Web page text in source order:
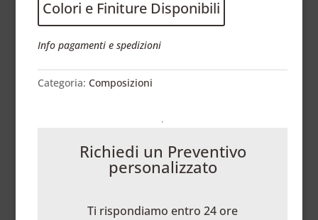
Colori e Finiture Disponibili
Info pagamenti e spedizioni
Categoria:Composizioni
Richiedi un Preventivo
personalizzato
Ti rispondiamo entro 24 ore